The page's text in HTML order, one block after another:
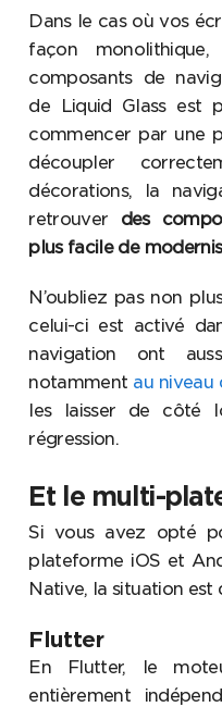
Dans le cas où vos
façon
composants de
de Liquid Glass est
commencer par une
découpler
décorations, la
retrouver des
plus facile de
N’oubliez pas non
celui-ci est activé
navigation ont
notamment au niveau
les laisser de côté
régression.
Et le multi-
Si vous avez opté
plateforme iOS et
Native, la situation est
Flutter
En Flutter, le
entièrement